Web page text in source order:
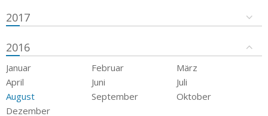
2017
2016
Januar Februar
März
April
Juni
Juli
August
September
Oktober
Dezember